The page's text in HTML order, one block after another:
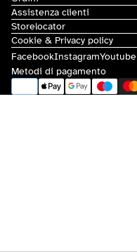
Assistenza clienti
Storelocator
Cookie & Privacy policy
FacebookInstagramYoutube
Metodi di pagamento